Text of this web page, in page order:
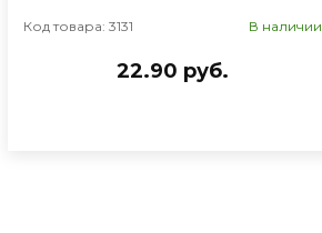
Код товара: 3131 В наличии
22.90 руб.